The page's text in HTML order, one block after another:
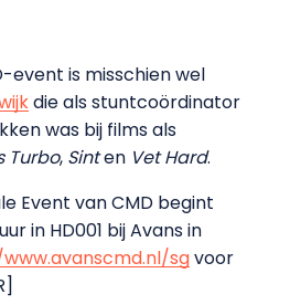
event is misschien wel
die als stuntcoördinator
was bij films als
Turbo, Sinten Vet Hard.
Event van CMD begint
in HD001 bij Avans in
sgvoor